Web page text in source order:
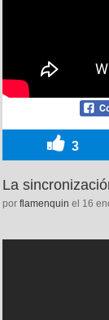
3
La
por flamenquin el 16